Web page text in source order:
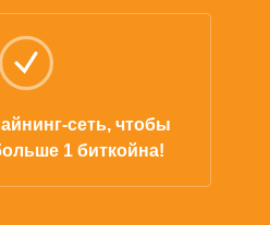
сеть, чтобы
1 биткойна!